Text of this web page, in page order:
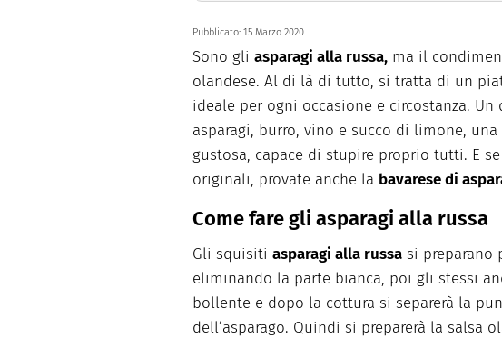
Pubblicato: 15 Marzo 2020
Sono gli asparagi alla russa, ma il
olandese. Al di là di tutto, si tratta di un
ideale per ogni occasione e circostanza.
asparagi, burro, vino e succo di limone, una
gustosa, capace di stupire proprio tutti. E
originali, provate anche la bavarese di
Come fare gli asparagi alla russa
Gli squisiti asparagi alla russa si preparano
eliminando la parte bianca, poi gli stessi
bollente e dopo la cottura si separerà la
dell’asparago. Quindi si preparerà la salsa